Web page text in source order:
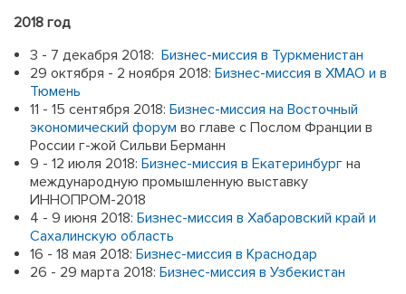
2018 год
3 - 7 декабря 2018: Бизнес-миссия в Туркменистан
29 октября - 2 ноября 2018: Бизнес-миссия в ХМАО и в
Тюмень
11 - 15 сентября 2018: Бизнес-миссия на Восточный
экономический форум во главе с Послом Франции в
России г-жой Сильви Берманн
9 - 12 июля 2018: Бизнес-миссия в Екатеринбург на
международную промышленную выставку
ИННОПРОМ-2018
4 - 9 июня 2018: Бизнес-миссия в Хабаровский край и
Сахалинскую область
16 - 18 мая 2018: Бизнес-миссия в Краснодар
26 - 29 марта 2018: Бизнес-миссия в Узбекистан